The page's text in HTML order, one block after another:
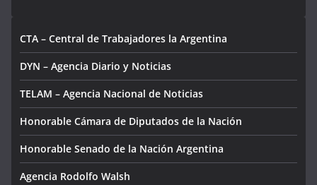
CTA – Central de Trabajadores la Argentina
DYN – Agencia Diario y Noticias
TELAM – Agencia Nacional de Noticias
Honorable Cámara de Diputados de la Nación
Honorable Senado de la Nación Argentina
Agencia Rodolfo Walsh